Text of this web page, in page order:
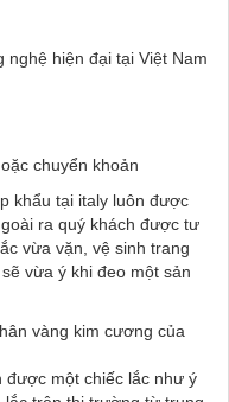
nghệ hiện đại tại Việt Nam
chuyển khoản
khẩu tại italy luôn được
ra quý khách được tư
vừa vặn, vệ sinh trang
vừa ý khi đeo một sản
vàng kim cương của
được một chiếc lắc như ý